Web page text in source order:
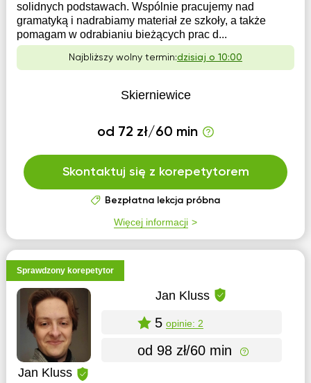
solidnych podstawach. Wspólnie pracujemy nad
gramatyką i nadrabiamy materiał ze szkoły, a także
pomagam w odrabianiu bieżących prac d...
Najbliższy wolny termin:dzisiaj o 10:00
Skierniewice
od 72 zł/60 min
Skontaktuj się z korepetytorem
Bezpłatna lekcja próbna
Więcej informacji
Sprawdzony korepetytor
Jan Kluss
Jan Kluss
5 opinie: 2
od 98 zł/60 min